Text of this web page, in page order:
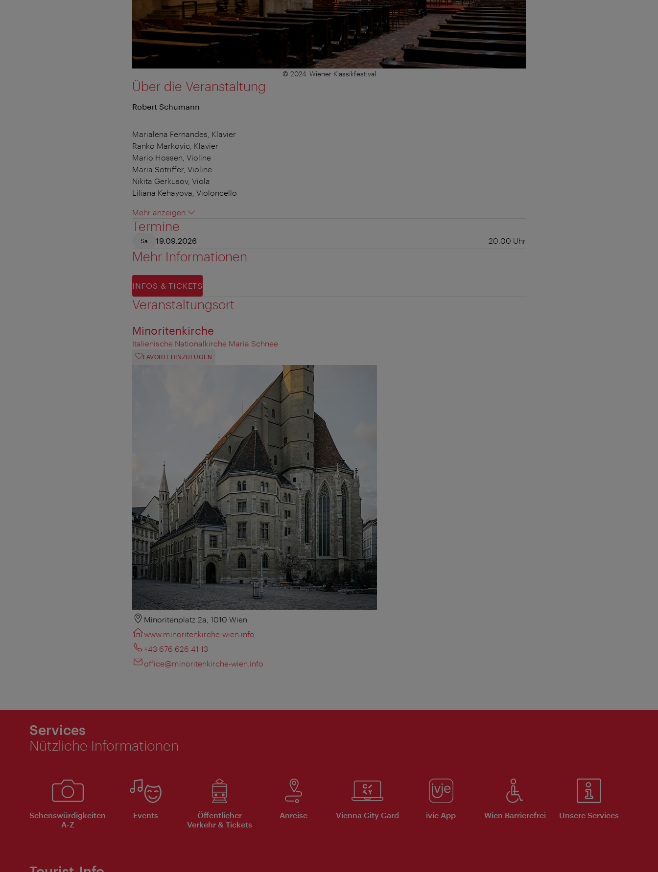
© 2024. Wiener Klassikfestival
Über die Veranstaltung
Robert Schumann
Marialena Fernandes, Klavier
Ranko Markovic, Klavier
Mario Hossen, Violine
Maria Sotriffer, Violine
Nikita Gerkusov, Viola
Liliana Kehayova, Violoncello
Mehr anzeigen
Termine
Sa 19.09.2026 20:00 Uhr
Mehr Informationen
INFOS & TICKETS
Veranstaltungsort
Minoritenkirche
Italienische Nationalkirche Maria Schnee
FAVORIT HINZUFÜGEN
Minoritenplatz 2a, 1010 Wien
www.minoritenkirche-wien.info
+43 676 626 41 13
office@minoritenkirche-wien.info
Services
Nützliche Informationen
Sehenswürdigkeiten
A-Z
Events
Öffentlicher
Verkehr & Tickets
Anreise Vienna City Card ivie App Wien Barrierefrei Unsere Services